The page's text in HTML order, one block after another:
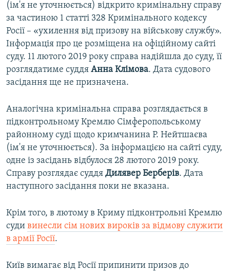
(ім'я не уточнюється) відкрито кримінальну справу
за частиною 1 статті 328 Кримінального кодексу
Росії – «ухилення від призову на військову службу».
Інформація про це розміщена на офіційному сайті
суду. 11 лютого 2019 року справа надійшла до суду, її
розглядатиме суддя Анна Клімова. Дата судового
засідання ще не призначена.
Аналогічна кримінальна справа розглядається в
підконтрольному Кремлю Сімферопольському
районному суді щодо кримчанина Р. Нейтшаєва
(ім'я не уточнюється). За інформацією на сайті суду,
одне із засідань відбулося 28 лютого 2019 року.
Справу розглядає суддя Дилявер Берберів. Дата
наступного засідання поки не вказана.
Крім того, в лютому в Криму підконтрольні Кремлю
суди винесли сім нових вироків за відмову служити
в армії Росії.
Київ вимагає від Росії припинити призов до